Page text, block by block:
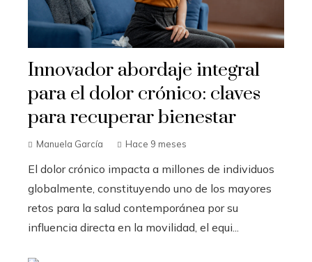
Innovador abordaje integral
para el dolor crónico: claves
para recuperar bienestar
Manuela García Hace 9 meses
El dolor crónico impacta a millones de individuos
globalmente, constituyendo uno de los mayores
retos para la salud contemporánea por su
influencia directa en la movilidad, el equi...